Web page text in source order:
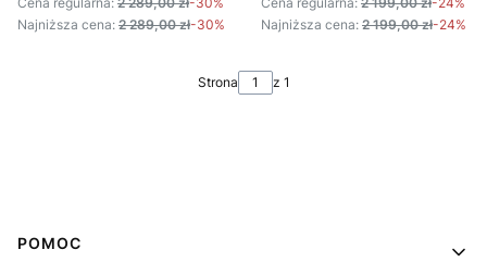
Najniższa cena: 2 289,00 zł-30%
Najniższa cena: 2 199,00 zł-24%
Strona z 1
Linki w stopce
POMOC